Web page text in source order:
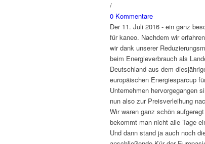
/
0 Kommentare
Der 11. Juli 2016 - ein ganz
für kaneo. Nachdem wir
wir dank unserer
beim Energieverbrauch als
Deutschland aus dem
europäischen Energiesparcup
Unternehmen hervorgegangen
nun also zur Preisverleihung
Wir waren ganz schön
bekommt man nicht alle Tage
Und dann stand ja auch noch